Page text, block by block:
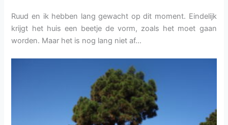
Ruud en ik hebben lang gewacht op dit moment. Eindelijk
krijgt het huis een beetje de vorm, zoals het moet gaan
worden. Maar het is nog lang niet af…